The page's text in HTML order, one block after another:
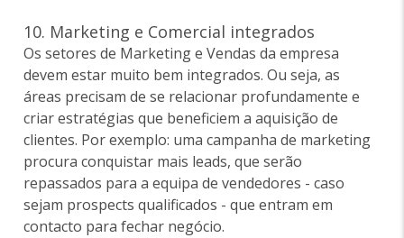
10. Marketing e Comercial integrados
Os setores de Marketing e Vendas da empresa
devem estar muito bem integrados. Ou seja, as
áreas precisam de se relacionar profundamente e
criar estratégias que beneficiem a aquisição de
clientes. Por exemplo: uma campanha de marketing
procura conquistar mais leads, que serão
repassados para a equipa de vendedores - caso
sejam prospects qualificados - que entram em
contacto para fechar negócio.